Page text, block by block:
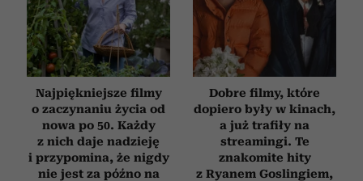
Najpiękniejsze filmy
o zaczynaniu życia od
nowa po 50. Każdy
z nich daje nadzieję
i przypomina, że nigdy
nie jest za późno na
Dobre filmy, które
dopiero były w kinach,
a już trafiły na
streamingi. Te
znakomite hity
z Ryanem Goslingiem,